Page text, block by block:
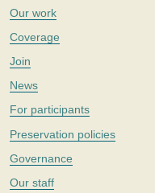
Our work
Coverage
Join
News
For participants
Preservation policies
Governance
Our staff